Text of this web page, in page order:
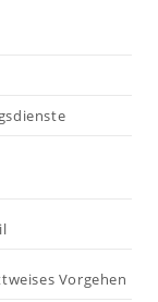
Vorgehen